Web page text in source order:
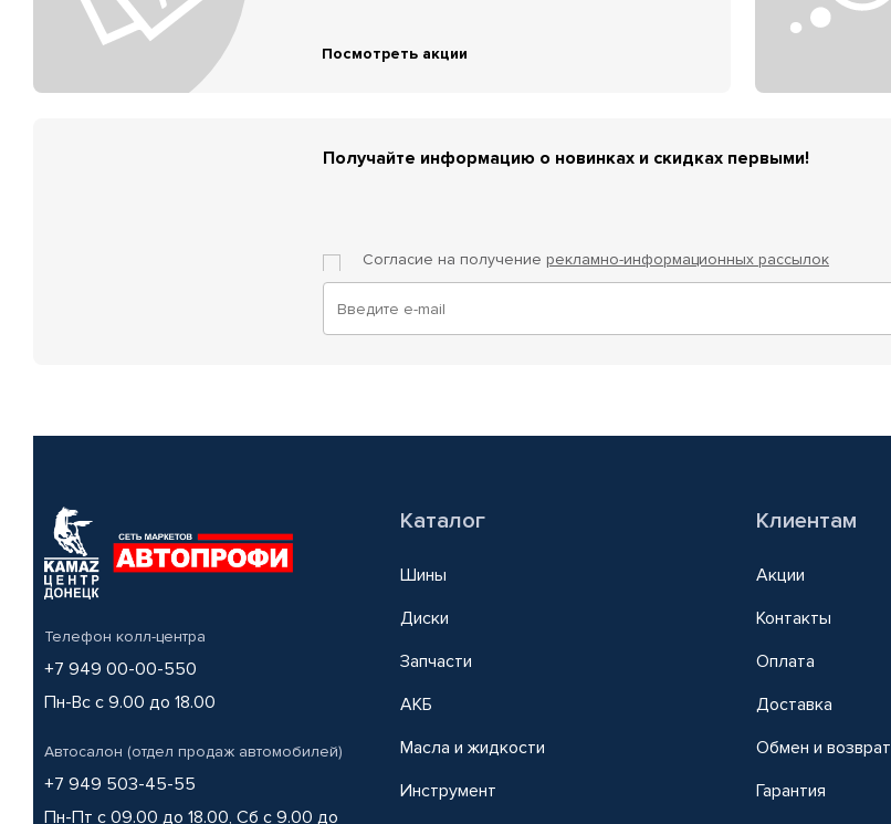
Посмотреть акции
Получайте информацию о новинках и скидках первыми!
Согласие на получение рекламно-информационных рассылок
Телефон колл-центра
+7 949 00-00-550
Пн-Вс с 9.00 до 18.00
Автосалон (отдел продаж автомобилей)
+7 949 503-45-55
Пн-Пт с 09.00 до 18.00, Сб с 9.00 до
Каталог
Шины
Диски
Запчасти
АКБ
Масла и жидкости
Инструмент
Клиентам
Акции
Контакты
Оплата
Доставка
Обмен и возврат
Гарантия